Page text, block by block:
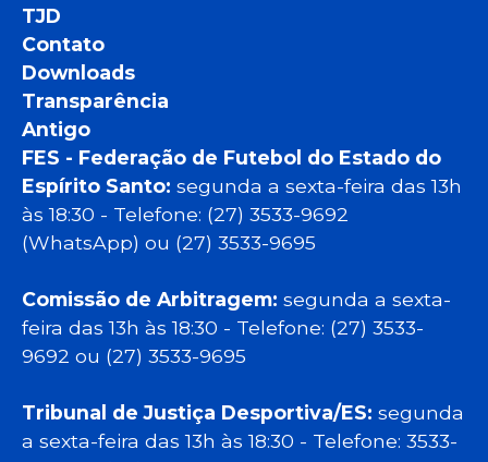
TJD
Contato
Downloads
Transparência
Antigo
FES - Federação de Futebol do Estado do
Espírito Santo: segunda a sexta-feira das 13h
às 18:30 - Telefone: (27) 3533-9692
(WhatsApp) ou (27) 3533-9695
Comissão de Arbitragem: segunda a sexta-
feira das 13h às 18:30 - Telefone: (27) 3533-
9692 ou (27) 3533-9695
Tribunal de Justiça Desportiva/ES: segunda
a sexta-feira das 13h às 18:30 - Telefone: 3533-